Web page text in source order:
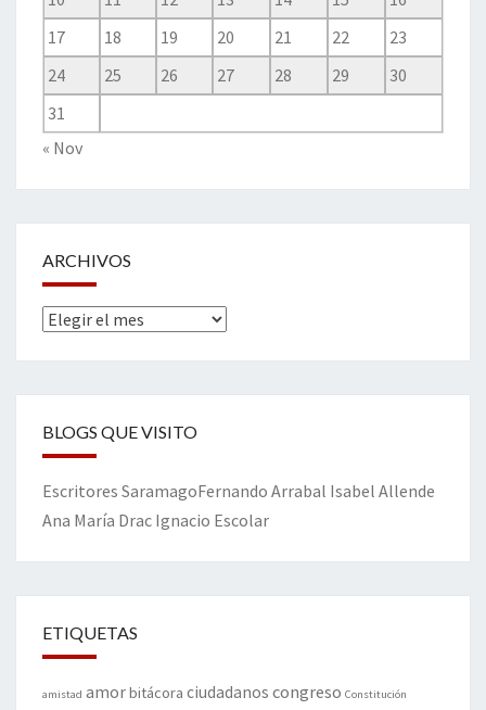
17
18 19 20 21 22
23
24
25 26 27 28 29
30
31
« Nov
ARCHIVOS
Archivos
BLOGS QUE VISITO
Escritores SaramagoFernando Arrabal Isabel Allende
Ana María Drac Ignacio Escolar
ETIQUETAS
amistad amorbitácora ciudadanos congreso Constitución